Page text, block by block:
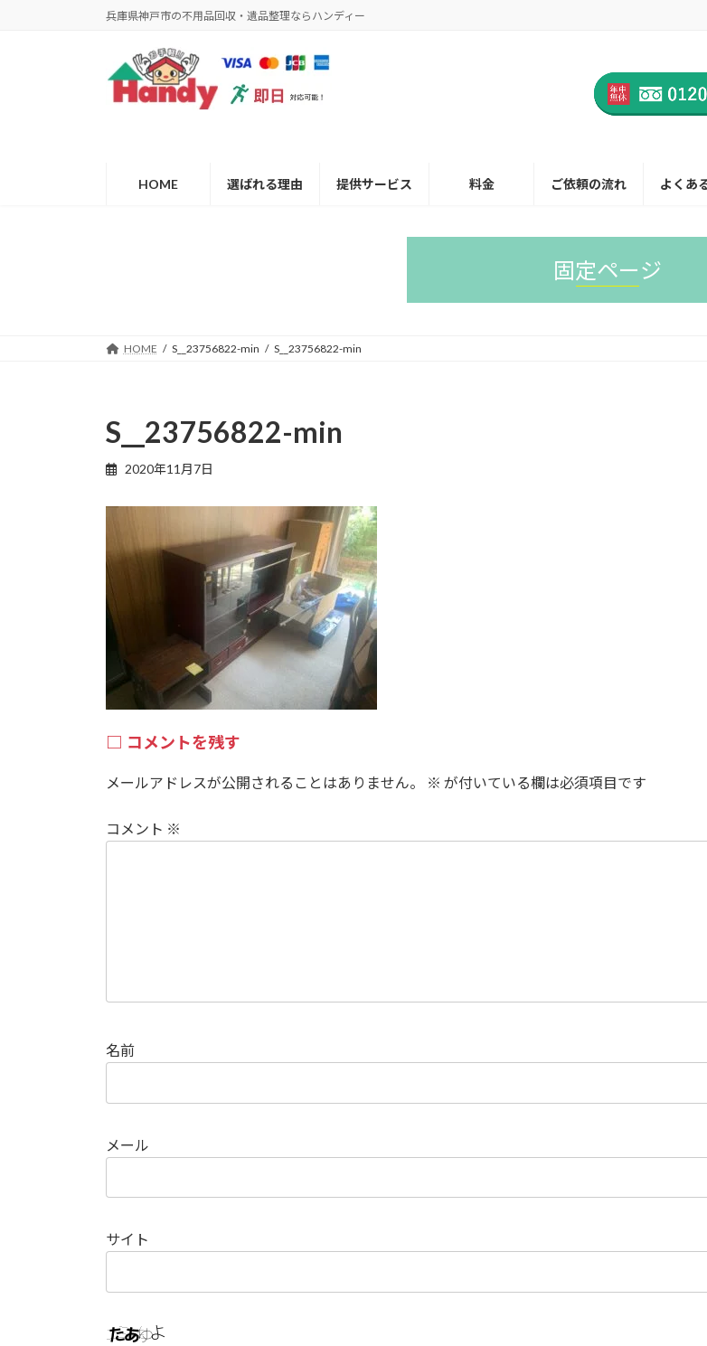
兵庫県神戸市の不用品回収・遺品整理ならハンディー
HOME 選ばれる理由 提供サービス 料金 ご依頼の流れ よくあ
固定ページ
HOME S__23756822-min S__23756822-min
S__23756822-min
2020年11月7日
コメントを残す
メールアドレスが公開されることはありません。 ※ が付いている欄は必須項目です
コメント ※
名前
メール
サイト